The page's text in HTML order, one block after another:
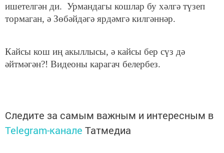
ишетелгән ди. Урмандагы кошлар бу хәлгә түзеп
тормаган, ә Зөбәйдәгә ярдәмгә килгәннәр.
Кайсы кош иң акыллысы, ә кайсы бер сүз дә
әйтмәгән?! Видеоны карагач белербез.
Следите за самым важным и интересным в
Telegram-канале Татмедиа